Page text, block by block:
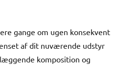
gange om ugen konsekvent
af dit nuværende udstyr
komposition og